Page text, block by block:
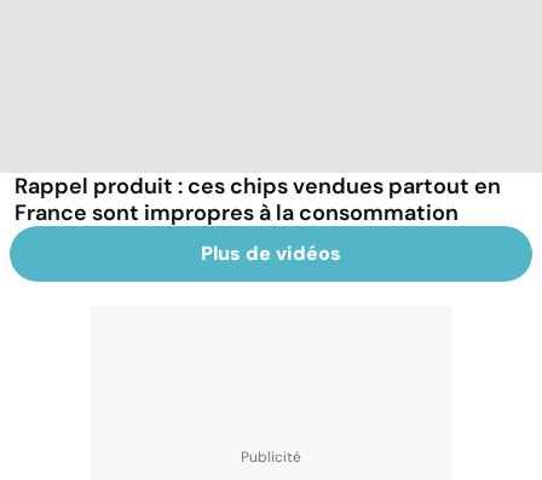
Rappel produit : ces chips vendues partout en
France sont impropres à la consommation
Plus de vidéos